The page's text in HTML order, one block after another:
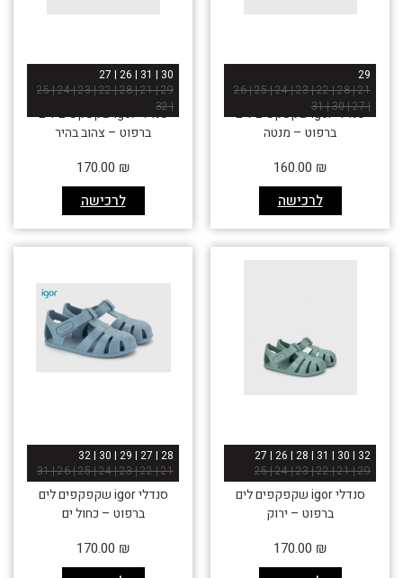
29
21 | 28 | 22 | 23 | 24 | 25 | 26
| 27 | 30 | 31
סנדלי igor שקפקפים לים
ברפוט – מנטה
לרכישה
160.00 ₪
30 | 31 | 26 | 27
29 | 21 | 28 | 22 | 23 | 24 | 25
| 32
סנדלי igor שקפקפים לים
ברפוט – צהוב בהיר
לרכישה
170.00 ₪
32 | 30 | 31 | 28 | 26 | 27
29 | 21 | 22 | 23 | 24 | 25
סנדלי igor שקפקפים לים
ברפוט – ירוק
170.00 ₪
28 | 27 | 29 | 30 | 32
21 | 22 | 23 | 24 | 25 | 26 | 31
סנדלי igor שקפקפים לים
ברפוט – כחול ים
170.00 ₪
אזל זמנית